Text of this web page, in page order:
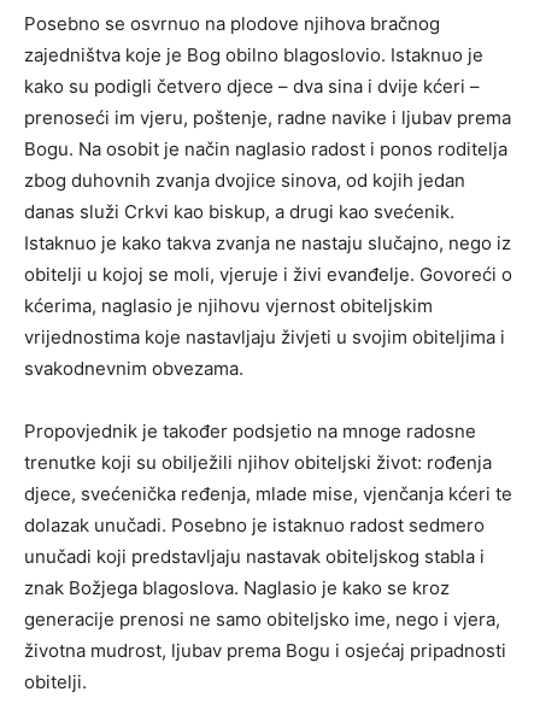
Posebno se osvrnuo na plodove njihova bračnog
zajedništva koje je Bog obilno blagoslovio. Istaknuo je
kako su podigli četvero djece – dva sina i dvije kćeri –
prenoseći im vjeru, poštenje, radne navike i ljubav prema
Bogu. Na osobit je način naglasio radost i ponos roditelja
zbog duhovnih zvanja dvojice sinova, od kojih jedan
danas služi Crkvi kao biskup, a drugi kao svećenik.
Istaknuo je kako takva zvanja ne nastaju slučajno, nego iz
obitelji u kojoj se moli, vjeruje i živi evanđelje. Govoreći o
kćerima, naglasio je njihovu vjernost obiteljskim
vrijednostima koje nastavljaju živjeti u svojim obiteljima i
svakodnevnim obvezama.
Propovjednik je također podsjetio na mnoge radosne
trenutke koji su obilježili njihov obiteljski život: rođenja
djece, svećenička ređenja, mlade mise, vjenčanja kćeri te
dolazak unučadi. Posebno je istaknuo radost sedmero
unučadi koji predstavljaju nastavak obiteljskog stabla i
znak Božjega blagoslova. Naglasio je kako se kroz
generacije prenosi ne samo obiteljsko ime, nego i vjera,
životna mudrost, ljubav prema Bogu i osjećaj pripadnosti
obitelji.